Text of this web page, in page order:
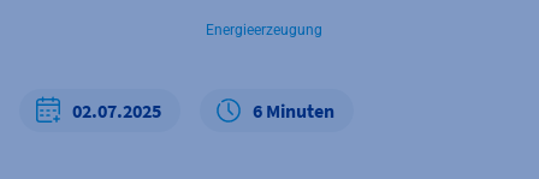
Energieerzeugung
02.07.2025 6 Minuten